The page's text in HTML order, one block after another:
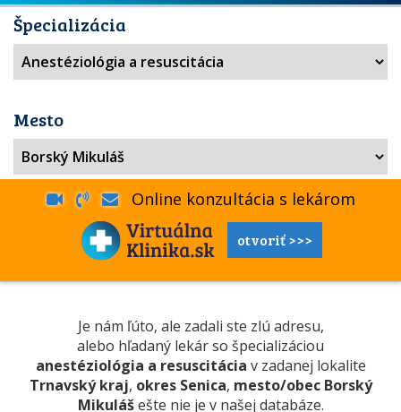
Špecializácia
Mesto
Online konzultácia s lekárom
otvoriť >>>
Je nám ľúto, ale zadali ste zlú adresu,
alebo hľadaný lekár so špecializáciou
anestéziológia a resuscitácia v zadanej lokalite
Trnavský kraj, okres Senica, mesto/obec Borský
Mikulášešte nie je v našej databáze.